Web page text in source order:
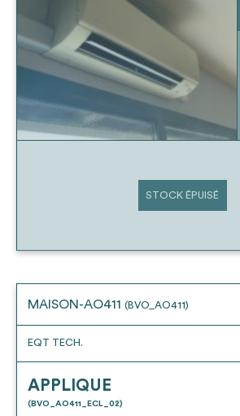
STOCK ÉPUISÉ
MAISON-AO411 (BVO_AO411)
EQT TECH.
APPLIQUE
(BVO_AO411_ECL_02)